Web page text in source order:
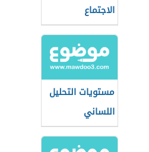
الاجتماع
مستويات التحليل
اللساني